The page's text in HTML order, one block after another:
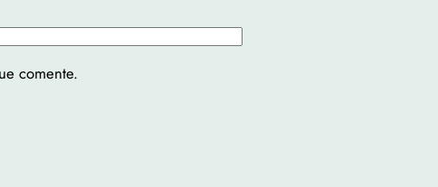
comente.